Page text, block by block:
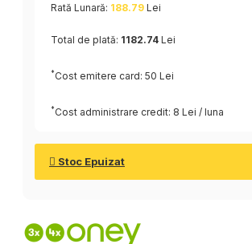
Rată Lunară: 188.79 Lei
Total de plată: 1182.74 Lei
* Cost emitere card: 50 Lei
* Cost administrare credit: 8 Lei / luna
Stoc Epuizat